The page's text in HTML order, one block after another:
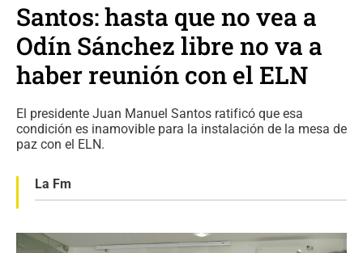
Santos: hasta que no vea a
Odín Sánchez libre no va a
haber reunión con el ELN
El presidente Juan Manuel Santos ratificó que esa
condición es inamovible para la instalación de la mesa de
paz con el ELN.
La Fm